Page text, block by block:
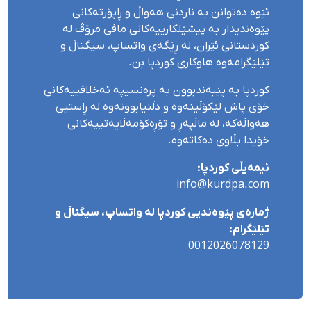
ئێوە دەتوانن بە ناردنی هەواڵ و ڕاپۆرتەکانی
پێوەندیدار بە پیشێلکارییەکانی مافی مرۆڤ لە
کوردستانی ئێران، لە ڕێگەی واتساپ، سیگناڵ و
تێلێگرامەوە هاوکاری کوردپا بن.
کوردپا بە پێبەندبوون بە پرەنسیپە ئەخلاقییەکانی
خۆی پاش لێکۆڵینەوە و دڵنیابوونەوە لە ڕاستیی
هەواڵەکە، لە ماڵپەڕ و تۆڕەکۆمەڵایەتییەکانی
خۆیدا بڵاوی دەکاتەوە.
ئیمەیڵی کوردپا:
info@kurdpa.com
ژمارەی پێوەندیی کوردپا لە واتساپ، سیگناڵ و
تێلێگرام:
0012026078129